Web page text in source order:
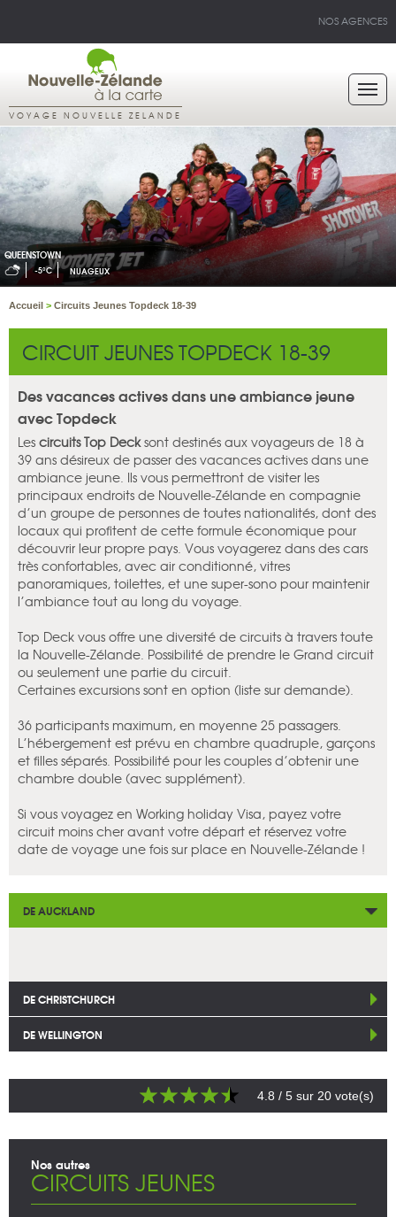
NOS AGENCES
VOYAGE NOUVELLE ZELANDE
QUEENSTOWN
-5°C NUAGEUX
Accueil > Circuits Jeunes Topdeck 18-39
CIRCUIT JEUNES TOPDECK 18-39
Des vacances actives dans une ambiance jeune
avec Topdeck
Les circuits Top Decksont destinés aux voyageurs de 18 à
39 ans désireux de passer des vacances actives dans une
ambiance jeune. Ils vous permettront de visiter les
principaux endroits de Nouvelle-Zélande en compagnie
d’un groupe de personnes de toutes nationalités, dont des
locaux qui profitent de cette formule économique pour
découvrir leur propre pays. Vous voyagerez dans des cars
très confortables, avec air conditionné, vitres
panoramiques, toilettes, et une super-sono pour maintenir
l’ambiance tout au long du voyage.
Top Deck vous offre une diversité de circuits à travers toute
la Nouvelle-Zélande. Possibilité de prendre le Grand circuit
ou seulement une partie du circuit.
Certaines excursions sont en option (liste sur demande).
36 participants maximum, en moyenne 25 passagers.
L’hébergement est prévu en chambre quadruple, garçons
et filles séparés. Possibilité pour les couples d’obtenir une
chambre double (avec supplément).
Si vous voyagez en Working holiday Visa, payez votre
circuit moins cher avant votre départ et réservez votre
date de voyage une fois sur place en Nouvelle-Zélande !
DE AUCKLAND
DE CHRISTCHURCH
DE WELLINGTON
4.8 / 5 sur 20 vote(s)
Nos autres
CIRCUITS JEUNES